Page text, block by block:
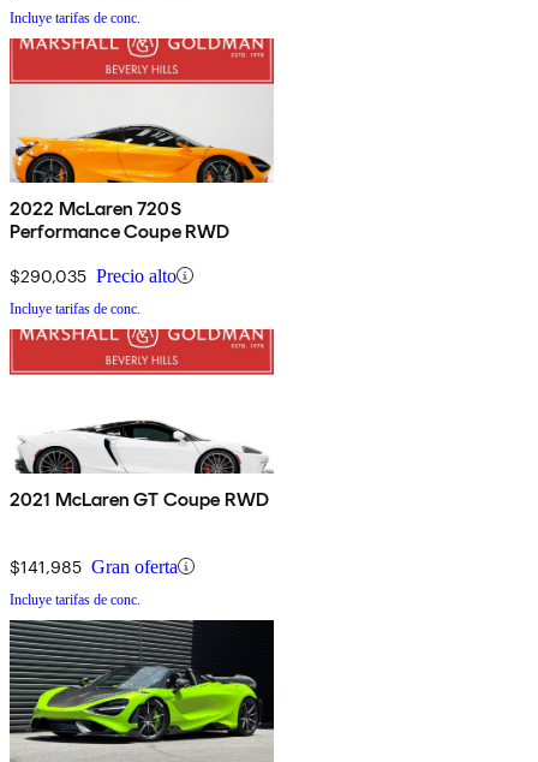
Incluye tarifas de conc.
2022 McLaren 720S
Performance Coupe RWD
$290,035 Precio alto
Incluye tarifas de conc.
2021 McLaren GT Coupe RWD
$141,985 Gran oferta
Incluye tarifas de conc.